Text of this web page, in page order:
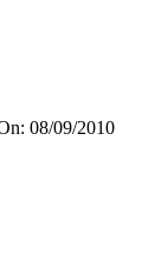
08/09/2010